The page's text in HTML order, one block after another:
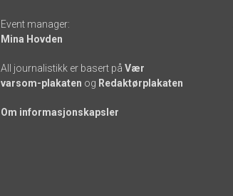
Event manager:
Mina Hovden
All journalistikk er basert på Vær
varsom-plakaten og Redaktørplakaten
Om informasjonskapsler